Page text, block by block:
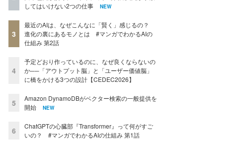
してはいけない2つの仕事
NEW
3
最近のAIは、なぜこんなに「賢く」感じるの？
進化の裏にあるモノとは #マンガでわかるAIの
仕組み 第2話
4
予定どおり作っているのに、なぜ良くならないの
か──「アウトプット脳」と「ユーザー価値脳」
に橋をかける3つの設計【CEDEC2026】
5
Amazon DynamoDBがベクター検索の一般提供を
開始
NEW
6
ChatGPTの心臓部『Transformer』って何がすご
いの？ #マンガでわかるAIの仕組み 第1話